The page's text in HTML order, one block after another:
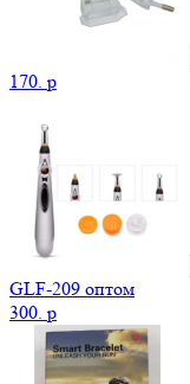
170. p
GLF-209 оптом
300. p